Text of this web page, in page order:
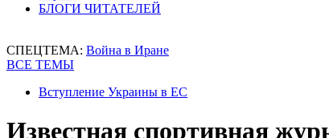
БЛОГИ ЧИТАТЕЛЕЙ
СПЕЦТЕМА: Война в Иране
ВСЕ ТЕМЫ
Вступление Украины в ЕС
Известная спортивная